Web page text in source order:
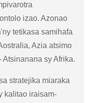
izao. Azonao
tetikasa samihafa
Azia atsimo
Atsinanana sy Afrika.
stratejika miaraka
kalitao iraisam-